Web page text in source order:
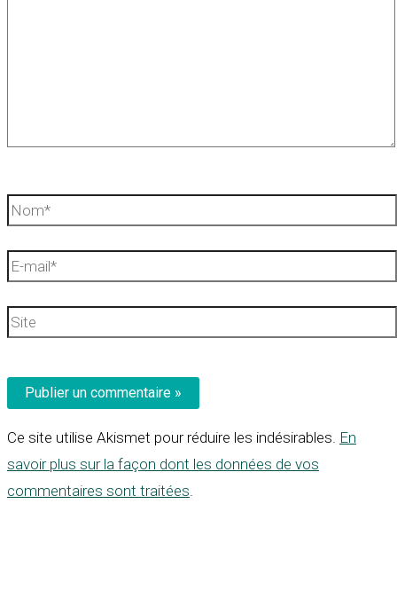
Nom*
E-
Site
Ce site utilise Akismet pour réduire les indésirables. En
savoir plus sur la façon dont les données de vos
commentaires sont traitées